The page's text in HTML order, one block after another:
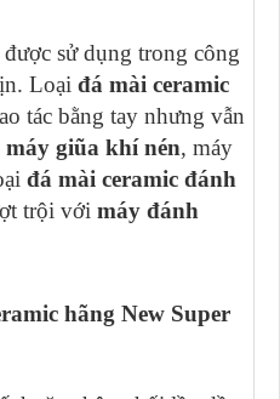
sử dụng trong công
Loại đá mài ceramic
tác bằng tay nhưng vẫn
máy giũa khí nén, máy
đá mài ceramic đánh
trội với máy đánh
hãng New Super